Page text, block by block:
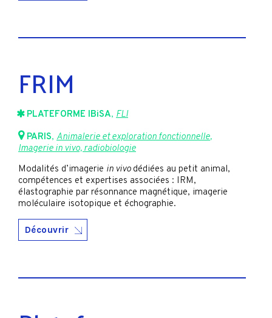
FRIM
PLATEFORME IBiSA, FLI
PARIS, Animalerie et exploration fonctionnelle,
Imagerie in vivo, radiobiologie
Modalités d’imagerie in vivo dédiées au petit animal,
compétences et expertises associées : IRM,
élastographie par résonnance magnétique, imagerie
moléculaire isotopique et échographie.
Découvrir